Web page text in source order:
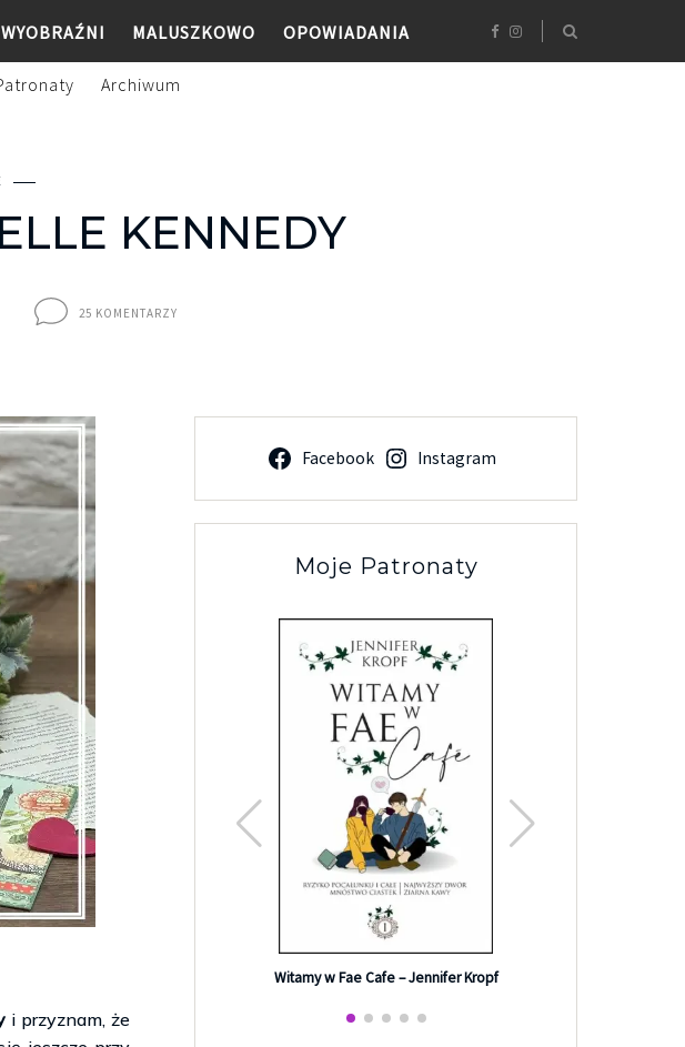
MALUSZKOWO OPOWIADANIA
Archiwum
KENNEDY
25 KOMENTARZY
i przyznam, że
Facebook Instagram
Moje Patronaty
Witamy w Fae Cafe – Jennifer Kropf